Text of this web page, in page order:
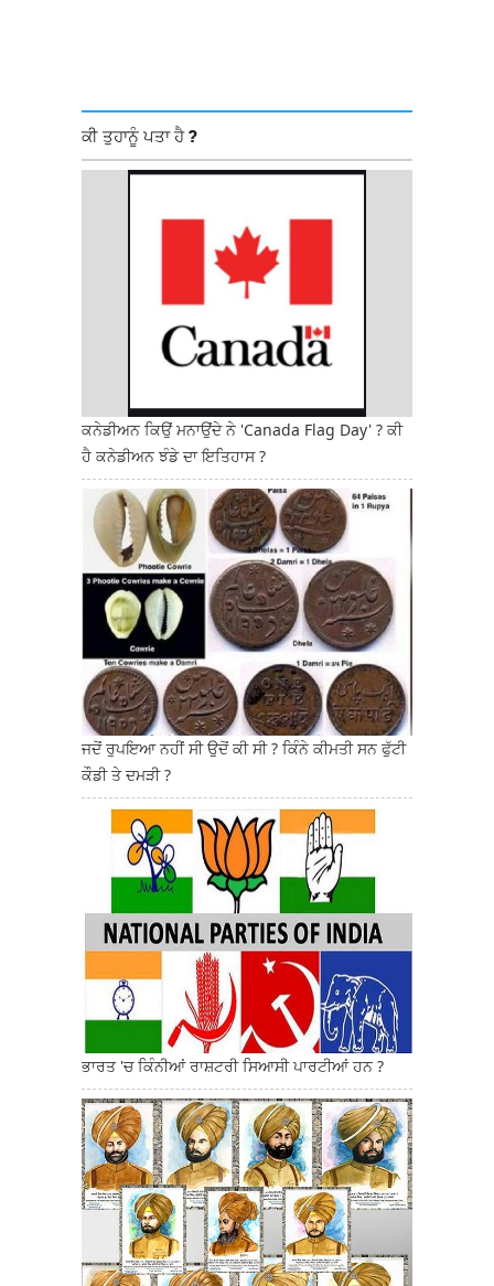
ਕੀ ਤੁਹਾਨੂੰ ਪਤਾ ਹੈ ?
ਕਨੇਡੀਅਨ ਕਿਉਂ ਮਨਾਉਂਦੇ ਨੇ 'Canada Flag Day' ? ਕੀ
ਹੈ ਕਨੇਡੀਅਨ ਝੰਡੇ ਦਾ ਇਤਿਹਾਸ ?
ਜਦੋਂ ਰੁਪਇਆ ਨਹੀਂ ਸੀ ਉਦੋਂ ਕੀ ਸੀ ? ਕਿੰਨੇ ਕੀਮਤੀ ਸਨ ਫੁੱਟੀ
ਕੌਡੀ ਤੇ ਦਮੜੀ ?
ਭਾਰਤ 'ਚ ਕਿੰਨੀਆਂ ਰਾਸ਼ਟਰੀ ਸਿਆਸੀ ਪਾਰਟੀਆਂ ਹਨ ?